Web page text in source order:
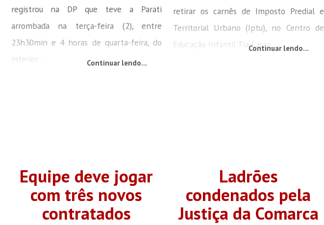
registrou na DP que teve a Parati
arrombada na terça-feira (2), entre
23h30min e 4 horas de quarta-feira, do
interior...
Continuar lendo...
retirar os carnês de Imposto Predial e
Territorial Urbano (Iptu), no Centro de
Educação Infantil Tia Laura.Continuar lendo...
Equipe deve jogar
com três novos
contratados
Ladrões
condenados pela
Justiça da Comarca